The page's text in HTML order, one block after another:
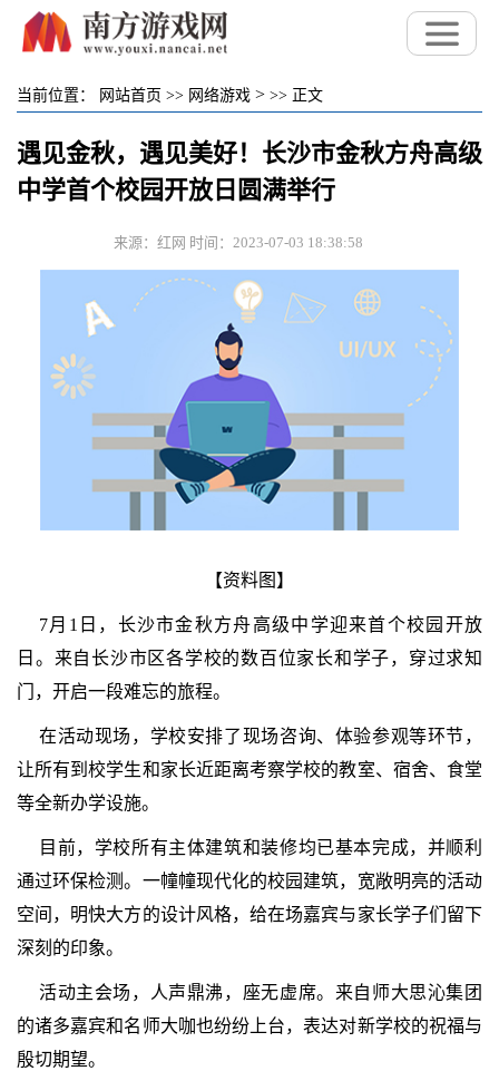
当前位置： 网站首页 >> 网络游戏 > >> 正文
遇见金秋，遇见美好！长沙市金秋方舟高级
中学首个校园开放日圆满举行
来源：红网 时间：2023-07-03 18:38:58
【资料图】
7月1日，长沙市金秋方舟高级中学迎来首个校园开放
日。来自长沙市区各学校的数百位家长和学子，穿过求知
门，开启一段难忘的旅程。
在活动现场，学校安排了现场咨询、体验参观等环节，
让所有到校学生和家长近距离考察学校的教室、宿舍、食堂
等全新办学设施。
目前，学校所有主体建筑和装修均已基本完成，并顺利
通过环保检测。一幢幢现代化的校园建筑，宽敞明亮的活动
空间，明快大方的设计风格，给在场嘉宾与家长学子们留下
深刻的印象。
活动主会场，人声鼎沸，座无虚席。来自师大思沁集团
的诸多嘉宾和名师大咖也纷纷上台，表达对新学校的祝福与
殷切期望。